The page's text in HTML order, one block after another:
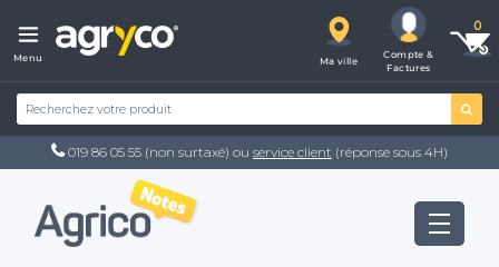
Menu Ma ville
Compte &
Factures
019 86 05 55 (non surtaxé) ou service client (réponse sous 4H)